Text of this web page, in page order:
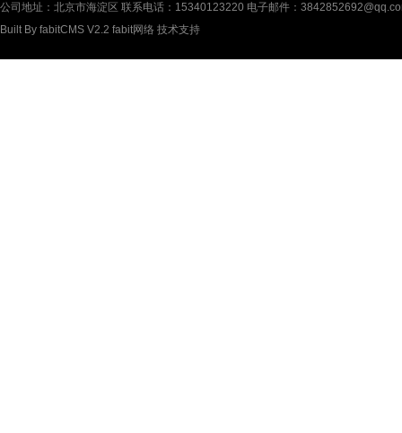
公司地址：北京市海淀区 联系电话：15340123220 电子邮件：
Built By fabitCMS V2.2 fabit网络 技术支持